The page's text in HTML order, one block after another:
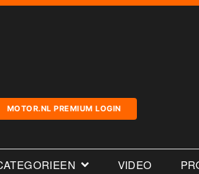
MOTOR.NL PREMIUM LOGIN
VIDEO